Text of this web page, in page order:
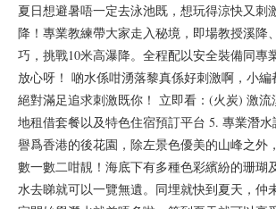
夏日想避暑唔一定去泳池既，想玩得涼快又刺
降！專業教練帶大家走入秘境，即場教授溪降
巧，挑戰10米高瀑降。全程配以安全裝備同專
放心呀！ 啲水係咁湧落黎真係好刺激啊，小
絕對滿足追求刺激既你！ 立即看：(火炭) 激流
地租借套餐以及特色住宿預訂平台 5. 專業潛
譽爲香港的後花園，除左景色優美的山峰之外
數一數二咁靚！海底下有多種色彩繽紛的珊瑚
水去睇就可以一覽無遺。同埋就快到夏天，仲